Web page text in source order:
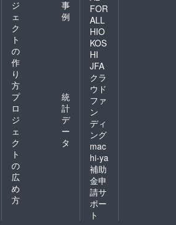
ジ
ェ
ク
ト
の
作
り
方
事
例
プ
ロ
ジ
ェ
ク
ト
の
広
め
方
統
計
デ
ー
タ
FOR
ALL
HIO
KOS
HI
JFA
クラ
ウド
ファ
ン
ディ
ング
mac
hi-ya
補助
金申
請サ
ポー
ト